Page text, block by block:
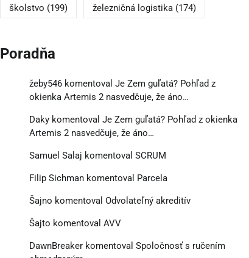
školstvo (199) železničná logistika(174)
Poradňa
žeby546komentoval Je Zem guľatá? Pohľad z
okienka Artemis 2 nasvedčuje, že áno…
Dakykomentoval Je Zem guľatá? Pohľad z okienka
Artemis 2 nasvedčuje, že áno…
Samuel Salaj komentoval SCRUM
Filip Sichmankomentoval Parcela
Šajno komentoval Odvolateľný akreditív
Šajto komentoval AVV
DawnBreakerkomentoval Spoločnosť s ručením